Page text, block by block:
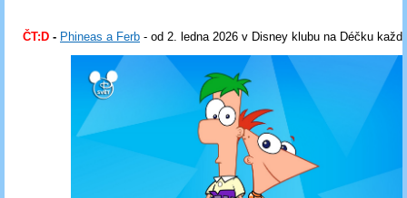
ČT:D - Phineas a Ferb - od 2. ledna 2026 v Disney klubu na Déčku